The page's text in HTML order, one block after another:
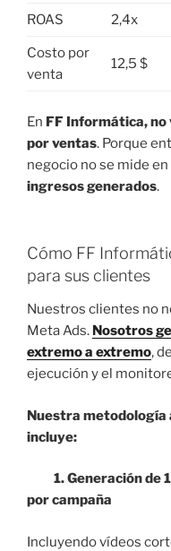
ROAS 2,4x
Costo por
venta
12,5 $
En FF Informática, no
por ventas. Porque
negocio no se mide
ingresos generados.
Cómo FF
para sus clientes
Nuestros clientes no
Meta Ads. Nosotros
extremo a extremo,
ejecución y el
Nuestra metodología
incluye:
1. Generación de
por campaña
Incluyendo vídeos